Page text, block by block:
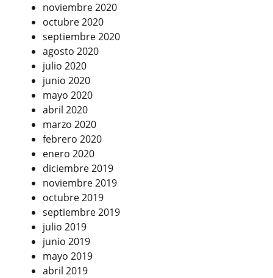
noviembre 2020
octubre 2020
septiembre 2020
agosto 2020
julio 2020
junio 2020
mayo 2020
abril 2020
marzo 2020
febrero 2020
enero 2020
diciembre 2019
noviembre 2019
octubre 2019
septiembre 2019
julio 2019
junio 2019
mayo 2019
abril 2019